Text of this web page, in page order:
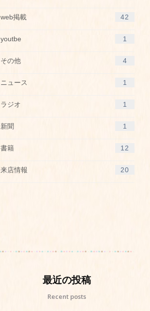
web掲載 42
youtbe 1
その他 4
ニュース 1
ラジオ 1
新聞 1
書籍 12
来店情報 20
最近の投稿
Recent posts